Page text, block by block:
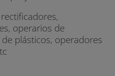
operarios de
plásticos, operadores